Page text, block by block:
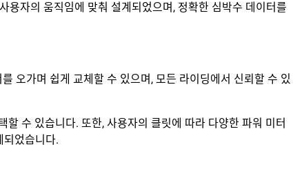
자의 움직임에 맞춰 설계되었으며, 정확한 심박수 데이터를
오가며 쉽게 교체할 수 있으며, 모든 라이딩에서 신뢰할 수 있
수 있습니다. 또한, 사용자의 클릿에 따라 다양한 파워 미터
었습니다.